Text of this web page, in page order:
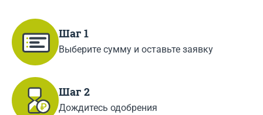
Шаг 1
Выберите сумму и оставьте заявку
Шаг 2
Дождитесь одобрения